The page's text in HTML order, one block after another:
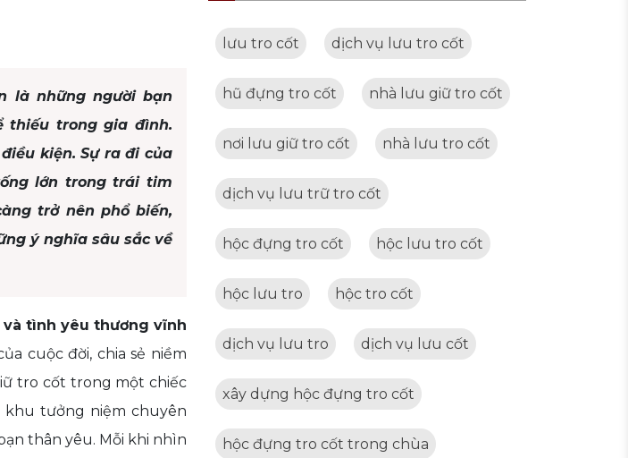
là những người bạn
thiếu trong gia đình.
kiện. Sự ra đi của
lớn trong trái tim
trở nên phổ biến,
ý nghĩa sâu sắc về
tình yêu thương vĩnh
cuộc đời, chia sẻ niềm
tro cốt trong một chiếc
khu tưởng niệm chuyên
thân yêu. Mỗi khi nhìn
lưu tro cốt dịch vụ lưu tro cốt
hũ đựng tro cốt nhà lưu giữ tro cốt
nơi lưu giữ tro cốt nhà lưu tro cốt
dịch vụ lưu trữ tro cốt
hộc đựng tro cốt hộc lưu tro cốt
hộc lưu tro hộc tro cốt
dịch vụ lưu tro dịch vụ lưu cốt
xây dựng hộc đựng tro cốt
hộc đựng tro cốt trong chùa